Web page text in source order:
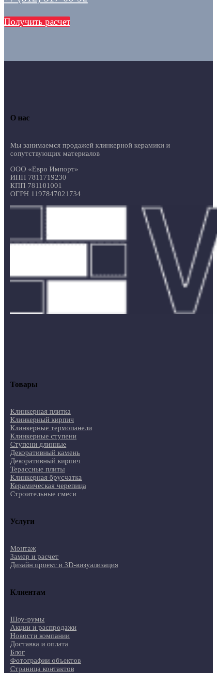
Получить расчет
О нас
Мы занимаемся продажей клинкерной керамики и
сопутствующих материалов
ООО «Евро Импорт»
ИНН 7811719230
КПП 781101001
ОГРН 1197847021734
Товары
Клинкерная плитка
Клинкерный кирпич
Клинкерные термопанели
Клинкерные ступени
Ступени длинные
Декоративный камень
Декоративный кирпич
Терассные плиты
Клинкерная брусчатка
Керамическая черепица
Строительные смеси
Услуги
Монтаж
Замер и расчет
Дизайн проект и 3D-визуализация
Клиентам
Шоу-румы
Акции и распродажи
Новости компании
Доставка и оплата
Блог
Фотографии объектов
Страница контактов